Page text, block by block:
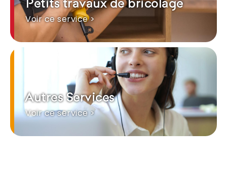
Petits travaux de bricolage
Voir ce service >
Autres Services
Voir ce service >